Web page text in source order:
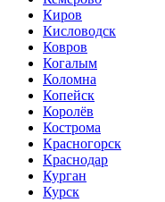
Киров
Кисловодск
Ковров
Когалым
Коломна
Копейск
Королёв
Кострома
Красногорск
Краснодар
Курган
Курск